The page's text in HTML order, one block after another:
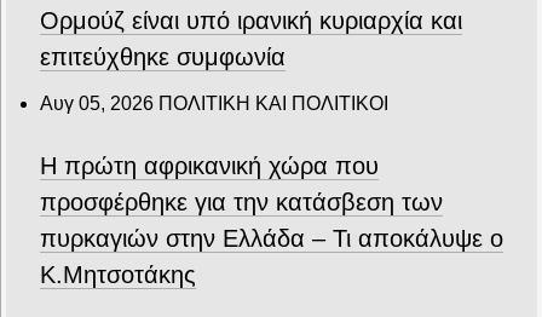
Ορμούζ είναι υπό ιρανική κυριαρχία και
επιτεύχθηκε συμφωνία
Αυγ 05, 2026 ΠΟΛΙΤΙΚΗ ΚΑΙ ΠΟΛΙΤΙΚΟΙ
Η πρώτη αφρικανική χώρα που
προσφέρθηκε για την κατάσβεση των
πυρκαγιών στην Ελλάδα – Τι αποκάλυψε ο
Κ.Μητσοτάκης